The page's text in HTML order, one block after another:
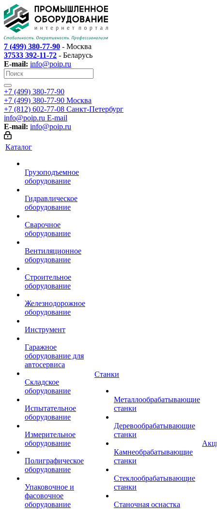
7 (499) 380-77-90 - Москва
37533 392-11-72 - Беларусь
E-mail: info@poip.ru
+7 (499) 380-77-90
+7 (499) 380-77-90 Москва
+7 (812) 602-77-08 Санкт-Петербург
info@poip.ru E-mail
E-mail: info@poip.ru
Каталог
Грузоподъемное
оборудование
Гидравлическое
оборудование
Сварочное
оборудование
Вентиляционное
оборудование
Строительное
оборудование
Железнодорожное
оборудование
Инструмент
Гаражное
оборудование для
автосервиса
Складское
оборудование
Испытательное
оборудование
Измерительное
оборудование
Полиграфическое
оборудование
Упаковочное и
фасовочное
оборудование
Станки
Металлообрабатывающие
станки
Деревообрабатывающие
станки
Камнеобрабатывающие
станки
Стеклообрабатывающие
станки
Станочная оснастка